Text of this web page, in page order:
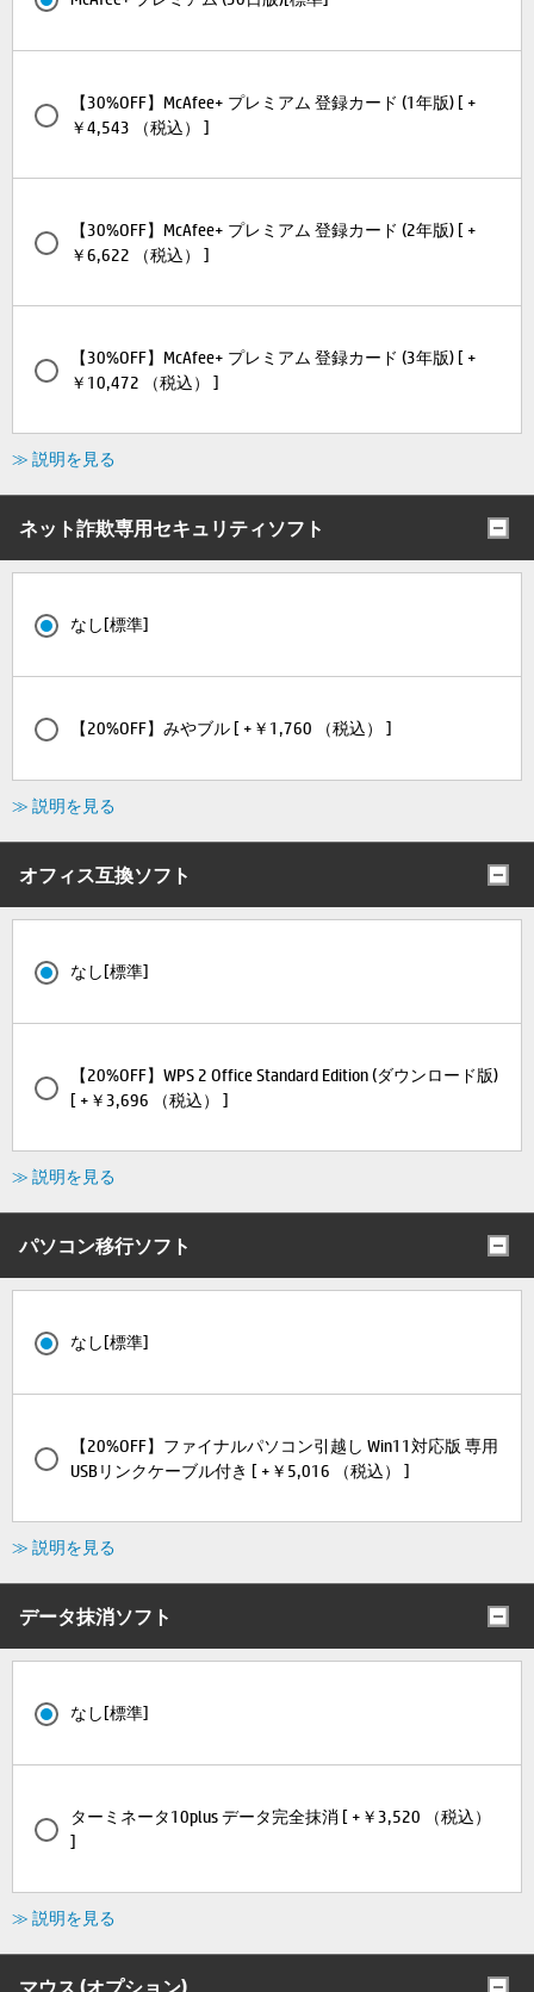
【30%OFF】McAfee+ プレミアム 登録カード (1年版) [ +
￥4,543 （税込） ]
【30%OFF】McAfee+ プレミアム 登録カード (2年版) [ +
￥6,622 （税込） ]
【30%OFF】McAfee+ プレミアム 登録カード (3年版) [ +
￥10,472 （税込） ]
≫ 説明を見る
ネット詐欺専用セキュリティソフト
なし[標準]
【20%OFF】みやブル [ +￥1,760 （税込） ]
≫ 説明を見る
オフィス互換ソフト
なし[標準]
【20%OFF】WPS 2 Office Standard Edition (ダウンロード版)
[ +￥3,696 （税込） ]
≫ 説明を見る
パソコン移行ソフト
なし[標準]
【20%OFF】ファイナルパソコン引越し Win11対応版 専用
USBリンクケーブル付き [ +￥5,016 （税込） ]
≫ 説明を見る
データ抹消ソフト
なし[標準]
ターミネータ10plus データ完全抹消 [ +￥3,520 （税込）
]
≫ 説明を見る
マウス (オプション)